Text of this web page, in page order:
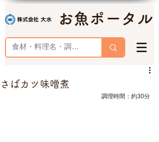
お魚ポータル
さばカツ味噌煮
調理時間：約30分